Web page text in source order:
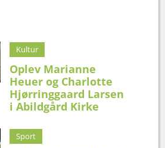
Kultur
Oplev Marianne
Heuer og Charlotte
Hjørringgaard Larsen
i Abildgård Kirke
Sport